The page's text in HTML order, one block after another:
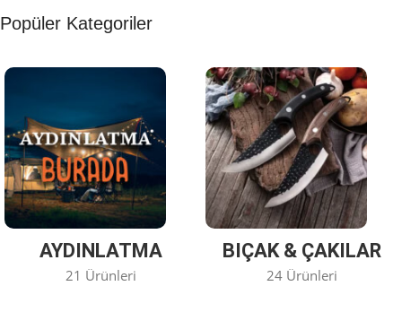
KAHVE KEYFİ
Kahvemizi Denediniz mi ?
Keşfet
Popüler Kategoriler
AYDINLATMA
21 Ürünleri
BIÇAK & ÇAKILAR
24 Ürünleri